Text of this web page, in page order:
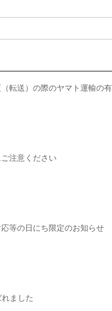
（転送）の際のヤマト運輸の有
注意ください
等の日にち限定のお知らせ
ました